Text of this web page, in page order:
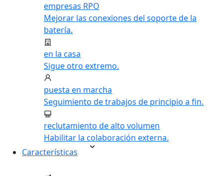
empresas RPO
Mejorar las conexiones del soporte de la
batería.
en la casa
Sigue otro extremo.
puesta en marcha
Seguimiento de trabajos de principio a fin.
reclutamiento de alto volumen
Habilitar la colaboración externa.
Características